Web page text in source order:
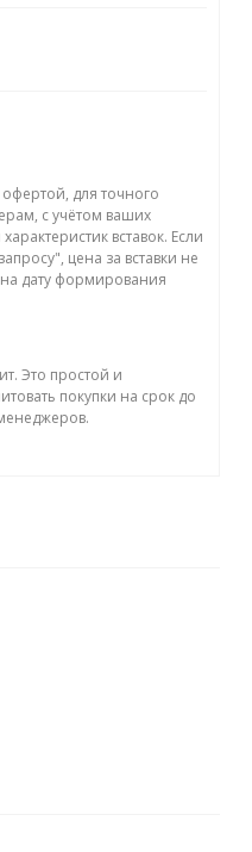
для точного
с учётом ваших
вставок. Если
цена за вставки не
на дату формирования
Это простой и
покупки на срок до